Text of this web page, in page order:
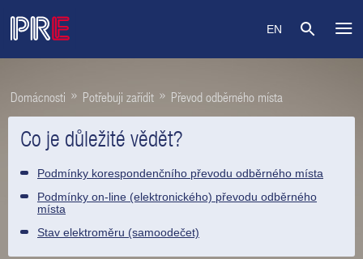
EN
Domácnosti » Potřebuji zařídit » Převod odběrného místa
Co je důležité vědět?
Podmínky korespondenčního převodu odběrného místa
Podmínky on-line (elektronického) převodu odběrného
místa
Stav elektroměru (samoodečet)